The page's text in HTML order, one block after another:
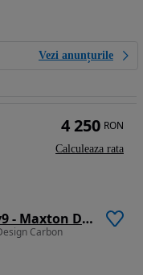
Vezi anunțurile
Praguri Audi RS6 RS7 C8 2019- v9 - Maxton Design Carbon
Carbon
4 250 RON
Calculeaza rata